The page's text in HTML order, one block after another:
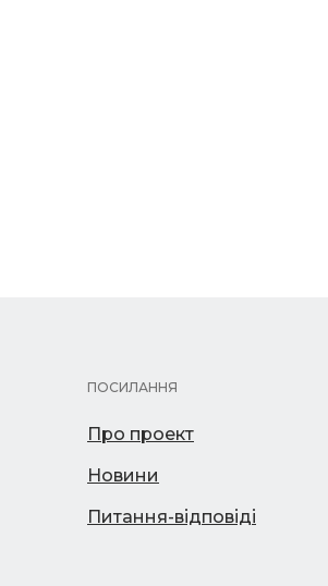
ПОСИЛАННЯ
Про проект
Новини
Питання-відповіді